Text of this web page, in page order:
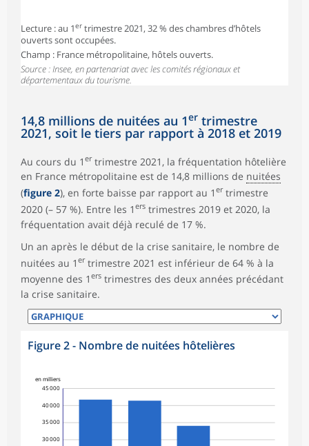
Lecture : au 1er trimestre 2021, 32 % des chambres d’hôtels
ouverts sont occupées.
Champ : France métropolitaine, hôtels ouverts.
Source : Insee, en partenariat avec les comités régionaux et
départementaux du tourisme.
14,8 millions de nuitées au 1er trimestre
2021, soit le tiers par rapport à 2018 et 2019
Au cours du 1 ertrimestre 2021, la fréquentation hôtelière
en France métropolitaine est de 14,8 millions de nuitées
(figure 2), en forte baisse par rapport au 1 ertrimestre
2020 (– 57 %). Entre les 1 ers trimestres 2019 et 2020, la
fréquentation avait déjà reculé de 17 %.
Un an après le début de la crise sanitaire, le nombre de
nuitées au 1 ertrimestre 2021 est inférieur de 64 % à la
moyenne des 1 ers trimestres des deux années précédant
la crise sanitaire.
Figure 2 - Nombre de nuitées hôtelières
30 000
35 000
40 000
45 000
en milliers